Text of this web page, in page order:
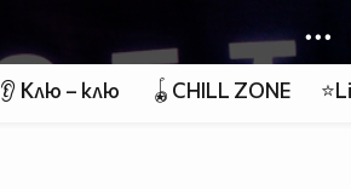
👂 Клю – клю 🪀CHILL ZONE